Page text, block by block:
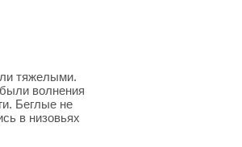
тяжелыми.
волнения
Беглые не
в низовьях